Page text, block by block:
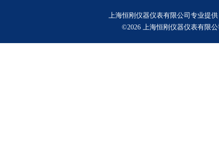
上海恒刚仪器仪表有限公司专业提
©2026 上海恒刚仪器仪表有限